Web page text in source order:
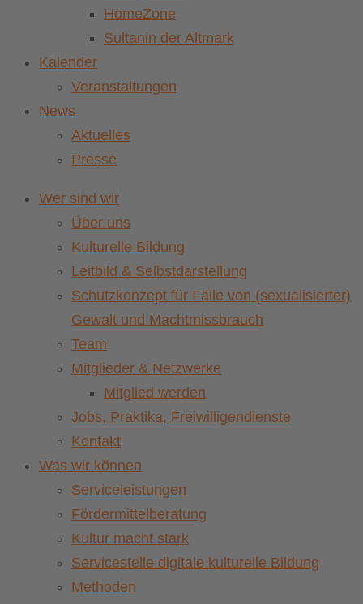
HomeZone
Sultanin der Altmark
Kalender
Veranstaltungen
News
Aktuelles
Presse
Wer sind wir
Über uns
Kulturelle Bildung
Leitbild & Selbstdarstellung
Schutzkonzept für Fälle von (sexualisierter)
Gewalt und Machtmissbrauch
Team
Mitglieder & Netzwerke
Mitglied werden
Jobs, Praktika, Freiwilligendienste
Kontakt
Was wir können
Serviceleistungen
Fördermittelberatung
Kultur macht stark
Servicestelle digitale kulturelle Bildung
Methoden